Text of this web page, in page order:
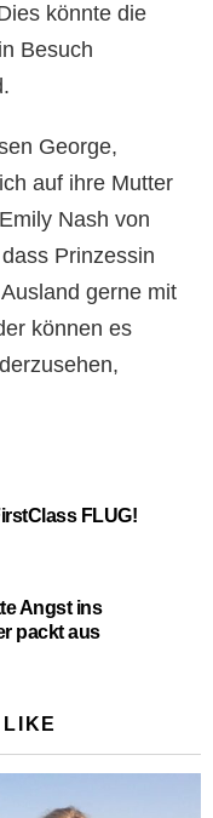
könnte die
Besuch
George,
auf ihre Mutter
Nash von
Prinzessin
gerne mit
können es
FLUG!
Angst ins
packt aus
LIKE